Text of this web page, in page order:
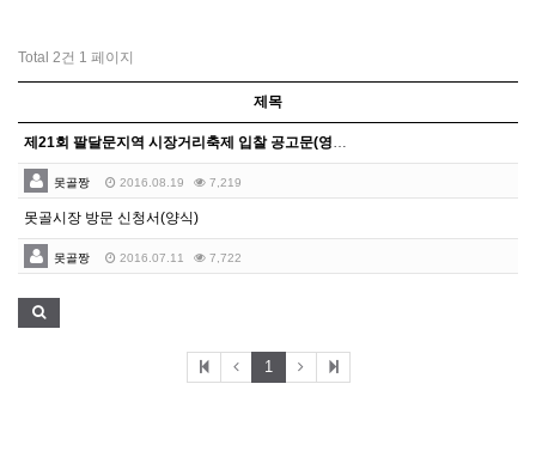
Total 2건 1 페이지
제목
못골짱 2016.08.19 7,219
못골시장 방문 신청서(양식)
못골짱 2016.07.11 7,722
1